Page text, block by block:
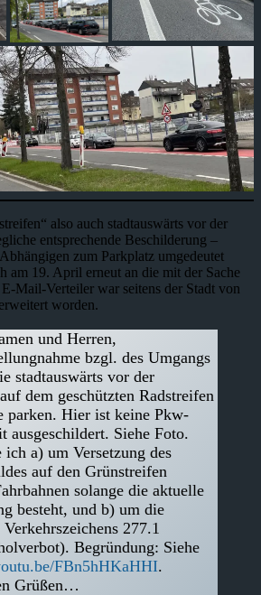
also auch stadtauswärts vor der
entsprechende Beschilderung –
zum Parkplatz umgedeutet
am 19. April erneut an die mit der Sache
Mail-Verteiler war seitens der Stadt von
worden.
und Herren,
bzgl. des Umgangs
stadtauswärts vor der
dem geschützten Radstreifen
parken. Hier ist keine Pkw-
ausgeschildert. Siehe Foto.
a) um Versetzung des
auf den Grünstreifen
solange die aktuelle
besteht, und b) um die
277.1
Begründung: Siehe
FBn5hHKaHHI.
Grüßen…